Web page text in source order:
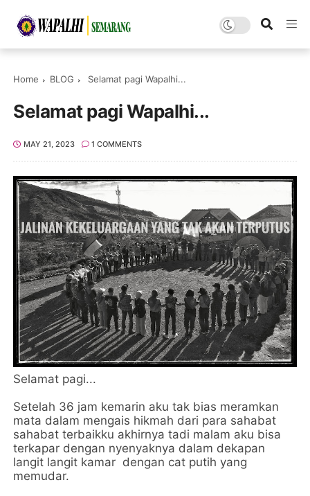
Home BLOG Selamat pagi Wapalhi...
Selamat pagi Wapalhi...
MAY 21, 2023 1 COMMENTS
Selamat pagi...
Setelah 36 jam kemarin aku tak bias meramkan
mata dalam mengais hikmah dari para sahabat
sahabat terbaikku akhirnya tadi malam aku bisa
terkapar dengan nyenyaknya dalam dekapan
langit langit kamar dengan cat putih yang
memudar.